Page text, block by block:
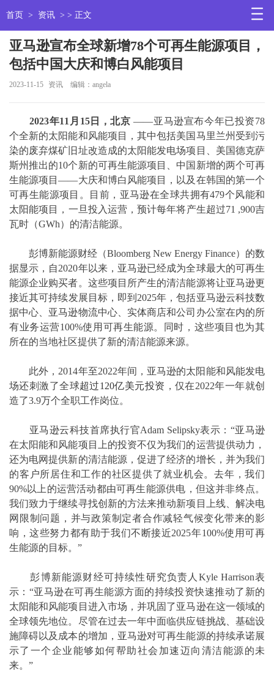
首页 > 资讯 > > 正文
亚马逊宣布全球新增78个可再生能源项目，
包括中国大庆和博白风能项目
2023-11-15 资讯 编辑：angela
2023年11 月 15日，北京 ——亚马逊宣布今年已投资78
个全新的太阳能和风能项目，其中包括美国马里兰州受到污
染的废弃煤矿旧址改造成的太阳能发电场项目、美国德克萨
斯州推出的10个新的可再生能源项目、中国新增的两个可再
生能源项目——大庆和博白风能项目，以及在韩国的第一个
可再生能源项目。目前，亚马逊在全球共拥有479个风能和
太阳能项目，一旦投入运营，预计每年将产生超过71 ,900吉
瓦时（GWh）的清洁能源。
彭博新能源财经（Bloomberg New Energy Finance）的数
据显示，自2020年以来，亚马逊已经成为全球最大的可再生
能源企业购买者。这些项目所产生的清洁能源将让亚马逊更
接近其可持续发展目标，即到2025年，包括亚马逊云科技数
据中心、亚马逊物流中心、实体商店和公司办公室在内的所
有业务运营100%使用可再生能源。同时，这些项目也为其
所在的当地社区提供了新的清洁能源来源。
此外，2014年至2022年间，亚马逊的太阳能和风能发电
场还刺激了全球超过120亿美元投资 ，仅在2022年一年就创
造了3.9万个全职工作岗位。
亚马逊云科技首席执行官Adam Selipsky表示：“亚马逊
在太阳能和风能项目上的投资不仅为我们的运营提供动力，
还为电网提供新的清洁能源，促进了经济的增长，并为我们
的客户所居住和工作的社区提供了就业机会。去年，我们
90%以上的运营活动都由可再生能源供电，但这并非终点。
我们致力于继续寻找创新的方法来推动新项目上线、解决电
网限制问题，并与政策制定者合作减轻气候变化带来的影
响，这些努力都有助于我们不断接近2025年100%使用可再
生能源的目标。”
彭博新能源财经可持续性研究负责人Kyle Harrison表
示：“亚马逊在可再生能源方面的持续投资快速推动了新的
太阳能和风能项目进入市场，并巩固了亚马逊在这一领域的
全球领先地位。尽管在过去一年中面临供应链挑战、基础设
施障碍以及成本的增加，亚马逊对可再生能源的持续承诺展
示了一个企业能够如何帮助社会加速迈向清洁能源的未
来。”